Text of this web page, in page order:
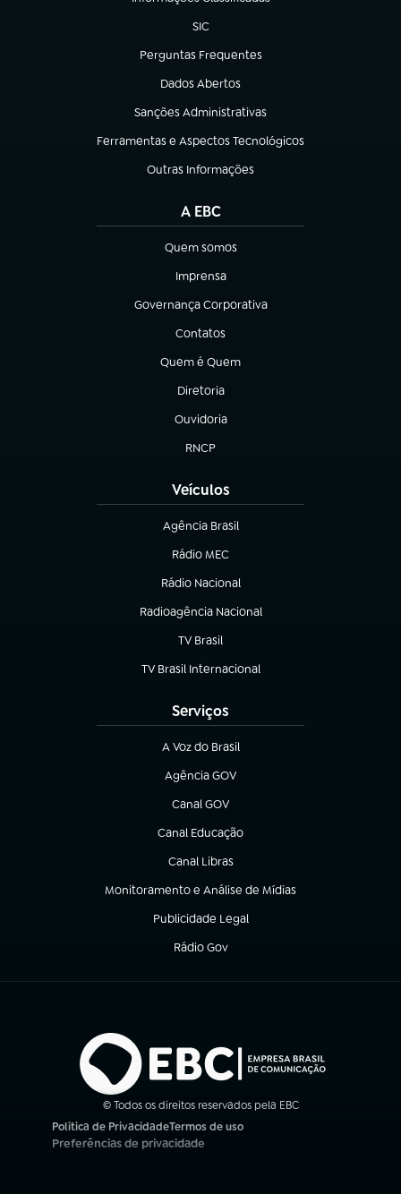
(abre em nova aba)
SIC
(abre em nova aba)
Perguntas Frequentes
(abre em nova aba)
Dados Abertos
(abre em nova aba)
Sanções Administrativas
(abre em nova aba)
Ferramentas e Aspectos Tecnológicos
(abre em nova aba)
Outras Informações
(abre em nova aba)
A EBC
Quem somos
(abre em nova aba)
Imprensa
(abre em nova aba)
Governança Corporativa
(abre em nova aba)
Contatos
(abre em nova aba)
Quem é Quem
(abre em nova aba)
Diretoria
(abre em nova aba)
Ouvidoria
(abre em nova aba)
RNCP
(abre em nova aba)
Veículos
Agência Brasil
(abre em nova aba)
Rádio MEC
Rádio Nacional
(abre em nova aba)
Radioagência Nacional
(abre em nova aba)
TV Brasil
(abre em nova aba)
TV Brasil Internacional
(abre em nova aba)
Serviços
A Voz do Brasil
(abre em nova aba)
Agência GOV
(abre em nova aba)
Canal GOV
(abre em nova aba)
Canal Educação
(abre em nova aba)
Canal Libras
(abre em nova aba)
Monitoramento e Análise de Mídias
(abre em nova aba)
Publicidade Legal
(abre em nova aba)
Rádio Gov
(abre em nova aba)
© Todos os direitos reservados pela EBC
Política de Privacidade
(abre em nova aba)
Termos de uso
(abre em nova aba)
Preferências de privacidade